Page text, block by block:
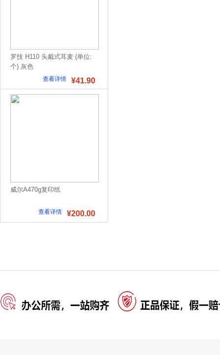
罗技 H110 头戴式耳麦 (单位:
个) 灰色
¥41.90
查看详情
威尔A470g复印纸
¥200.00
查看详情